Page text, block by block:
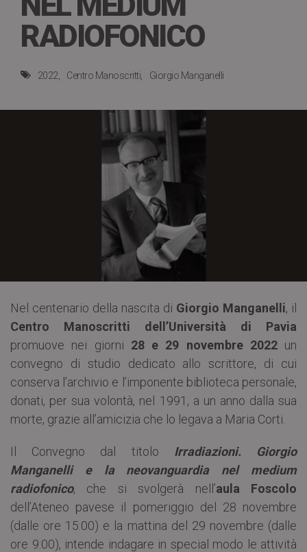
RADIOFONICO
2022 Centro Manoscritti Giorgio Manganelli
Nel centenario della nascita di Giorgio Manganelli, il
Centro Manoscritti dell’Università di Pavia
promuove nei giorni 28 e 29 novembre 2022un
convegno di studio dedicato allo scrittore, di cui
conserva l’archivio e l’imponente biblioteca personale,
donati, per sua volontà, nel 1991, a un anno dalla sua
morte, grazie all’amicizia che lo legava a Maria Corti.
Il Convegno dal titolo Irradiazioni. Giorgio
Manganelli e la neovanguardia nel medium
radiofonico, che si svolgerà nell’aula Foscolo
dell’Ateneo pavese il pomeriggio del 28 novembre
(dalle ore 15:00) e la mattina del 29 novembre (dalle
ore 9:00), intende indagare in special modo le attività